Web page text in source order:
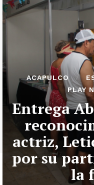
ACAPULCO
PLAY
Entrega
actriz,
por su
la